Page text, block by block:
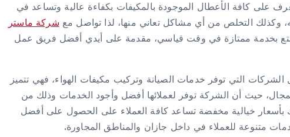
على كافة الأعطال الموجودة بالمكيفات بكفاءة عالية وتساعد في
التخلص من أي مشاكل تعاني منها، لذا تواصل مع شركة ماستر
بخدمة ممتازة في وقت قياسي، مقدمة على أيدي أفضل فريق عمل
التي توفر خدمات الصيانة وتركيب مكيفات الهواء، فهي تتميز
المجال، حيث أن الشركة توفر لعملائها أفضل وأجود الخدمات وذلك من
بأسعار خيالية مخفضة تساعد كافة العملاء على الحصول على أفضل
متنوعة للعملاء في داخل جازان والمناطق المجاورة.